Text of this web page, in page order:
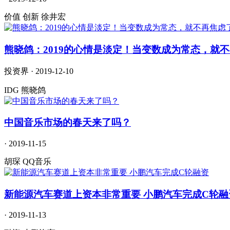
价值 创新 徐井宏
熊晓鸽：2019的心情是淡定！当变数成为常态，就
投资界 · 2019-12-10
IDG 熊晓鸽
中国音乐市场的春天来了吗？
· 2019-11-15
胡琛 QQ音乐
新能源汽车赛道上资本非常重要 小鹏汽车完成C轮
· 2019-11-13